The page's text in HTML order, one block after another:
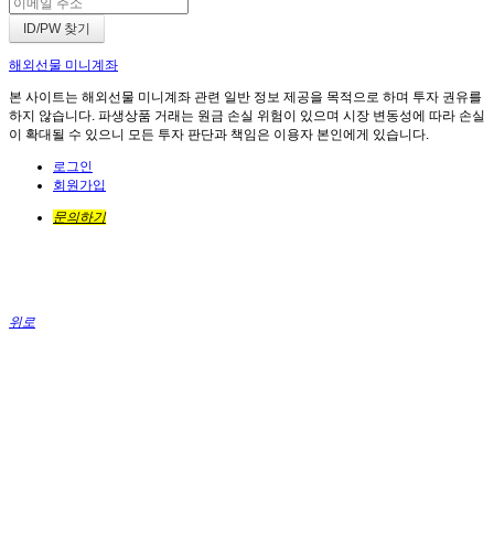
해외선물 미니계좌
본 사이트는 해외선물 미니계좌 관련 일반 정보 제공을 목적으로 하며 투자 권유를
하지 않습니다. 파생상품 거래는 원금 손실 위험이 있으며 시장 변동성에 따라 손실
이 확대될 수 있으니 모든 투자 판단과 책임은 이용자 본인에게 있습니다.
로그인
회원가입
문의하기
위로